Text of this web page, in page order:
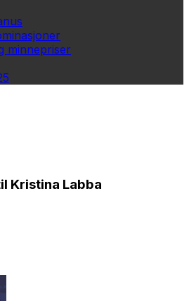
minnepriser
Kristina Labba